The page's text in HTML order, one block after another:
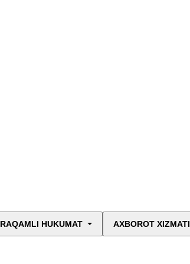
RAQAMLI HUKUMAT AXBOROT XIZMATI